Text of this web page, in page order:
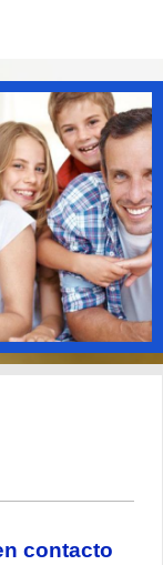
contacto